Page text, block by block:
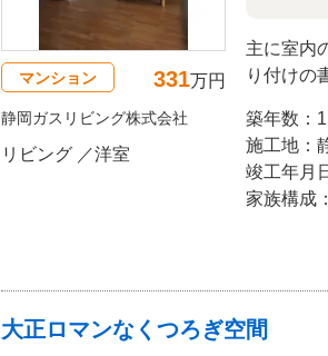
マンション 331万円
静岡ガスリビング株式会社
リビング ／洋室
主に室内
り付けの
熱・結露
案。
築年数：
施工地：
竣工年月
家族構成
大正ロマンなくつろぎ空間